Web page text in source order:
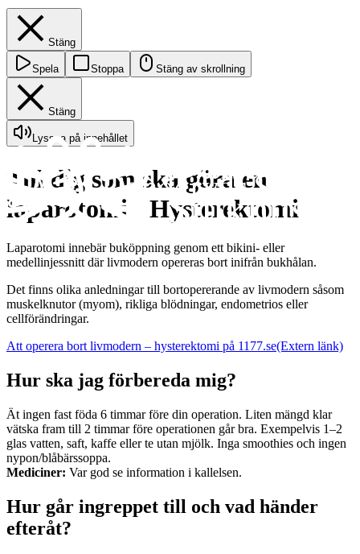
Stäng
Spela Stoppa Stäng av skrollning
Stäng
Lyssna på innehållet
Till dig som ska göra en
laparotomi - Hysterektomi
Laparotomi innebär buköppning genom ett bikini- eller
medellinjessnitt där livmodern opereras bort inifrån bukhålan.
Det finns olika anledningar till bortopererande av livmodern såsom
muskelknutor (myom), rikliga blödningar, endometrios eller
cellförändringar.
Att operera bort livmodern – hysterektomi på 1177.se(Extern länk)
Hur ska jag förbereda mig?
Ät ingen fast föda 6 timmar före din operation. Liten mängd klar
vätska fram till 2 timmar före operationen går bra. Exempelvis 1–2
glas vatten, saft, kaffe eller te utan mjölk. Inga smoothies och ingen
nypon/blåbärssoppa.
Mediciner: Var god se information i kallelsen.
Hur går ingreppet till och vad händer
efteråt?